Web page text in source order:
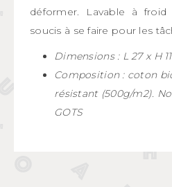
déformer. Lavable à
soucis à se faire pour les
Dimensions : L 27 x H
Composition : coton
résistant (500g/m2).
GOTS